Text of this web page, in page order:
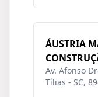
ÁUSTRIA
Av. Afonso
Tílias - SC,